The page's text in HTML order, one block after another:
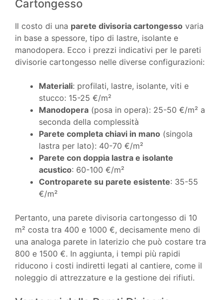
Cartongesso
Il costo di una parete divisoria cartongesso varia
in base a spessore, tipo di lastre, isolante e
manodopera. Ecco i prezzi indicativi per le pareti
divisorie cartongesso nelle diverse configurazioni:
Materiali: profilati, lastre, isolante, viti e
stucco: 15-25 €/m²
Manodopera (posa in opera): 25-50 €/m² a
seconda della complessità
Parete completa chiavi in mano (singola
lastra per lato): 40-70 €/m²
Parete con doppia lastra e isolante
acustico: 60-100 €/m²
Controparete su parete esistente: 35-55
€/m²
Pertanto, una parete divisoria cartongesso di 10
m² costa tra 400 e 1000 €, decisamente meno di
una analoga parete in laterizio che può costare tra
800 e 1500 €. In aggiunta, i tempi più rapidi
riducono i costi indiretti legati al cantiere, come il
noleggio di attrezzature e la gestione dei rifiuti.